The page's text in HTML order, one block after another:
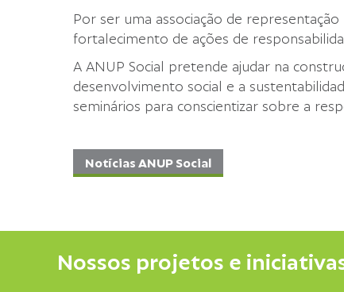
Por ser uma associação de
fortalecimento de ações de
A ANUP Social pretende ajudar na
desenvolvimento social e a
seminários para conscientizar sobre a
Notícias ANUP Social
Nossos projetos e